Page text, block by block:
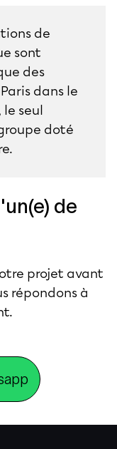
de
sont
des
dans le
le seul
doté
de
projet avant
répondons à